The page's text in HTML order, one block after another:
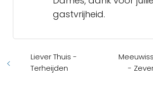
gastvrijheid.
Liever Thuis -
Terheijden
-